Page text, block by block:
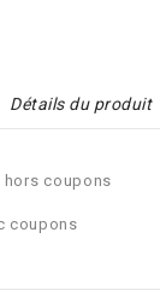
Détails du produit
hors coupons
coupons